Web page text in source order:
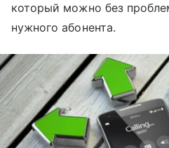
который можно без
нужного абонента.